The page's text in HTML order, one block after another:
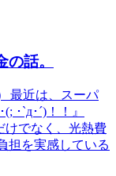
話。
最近は、スーパ
･`д･´)！！』
でなく、光熱費
担を実感している